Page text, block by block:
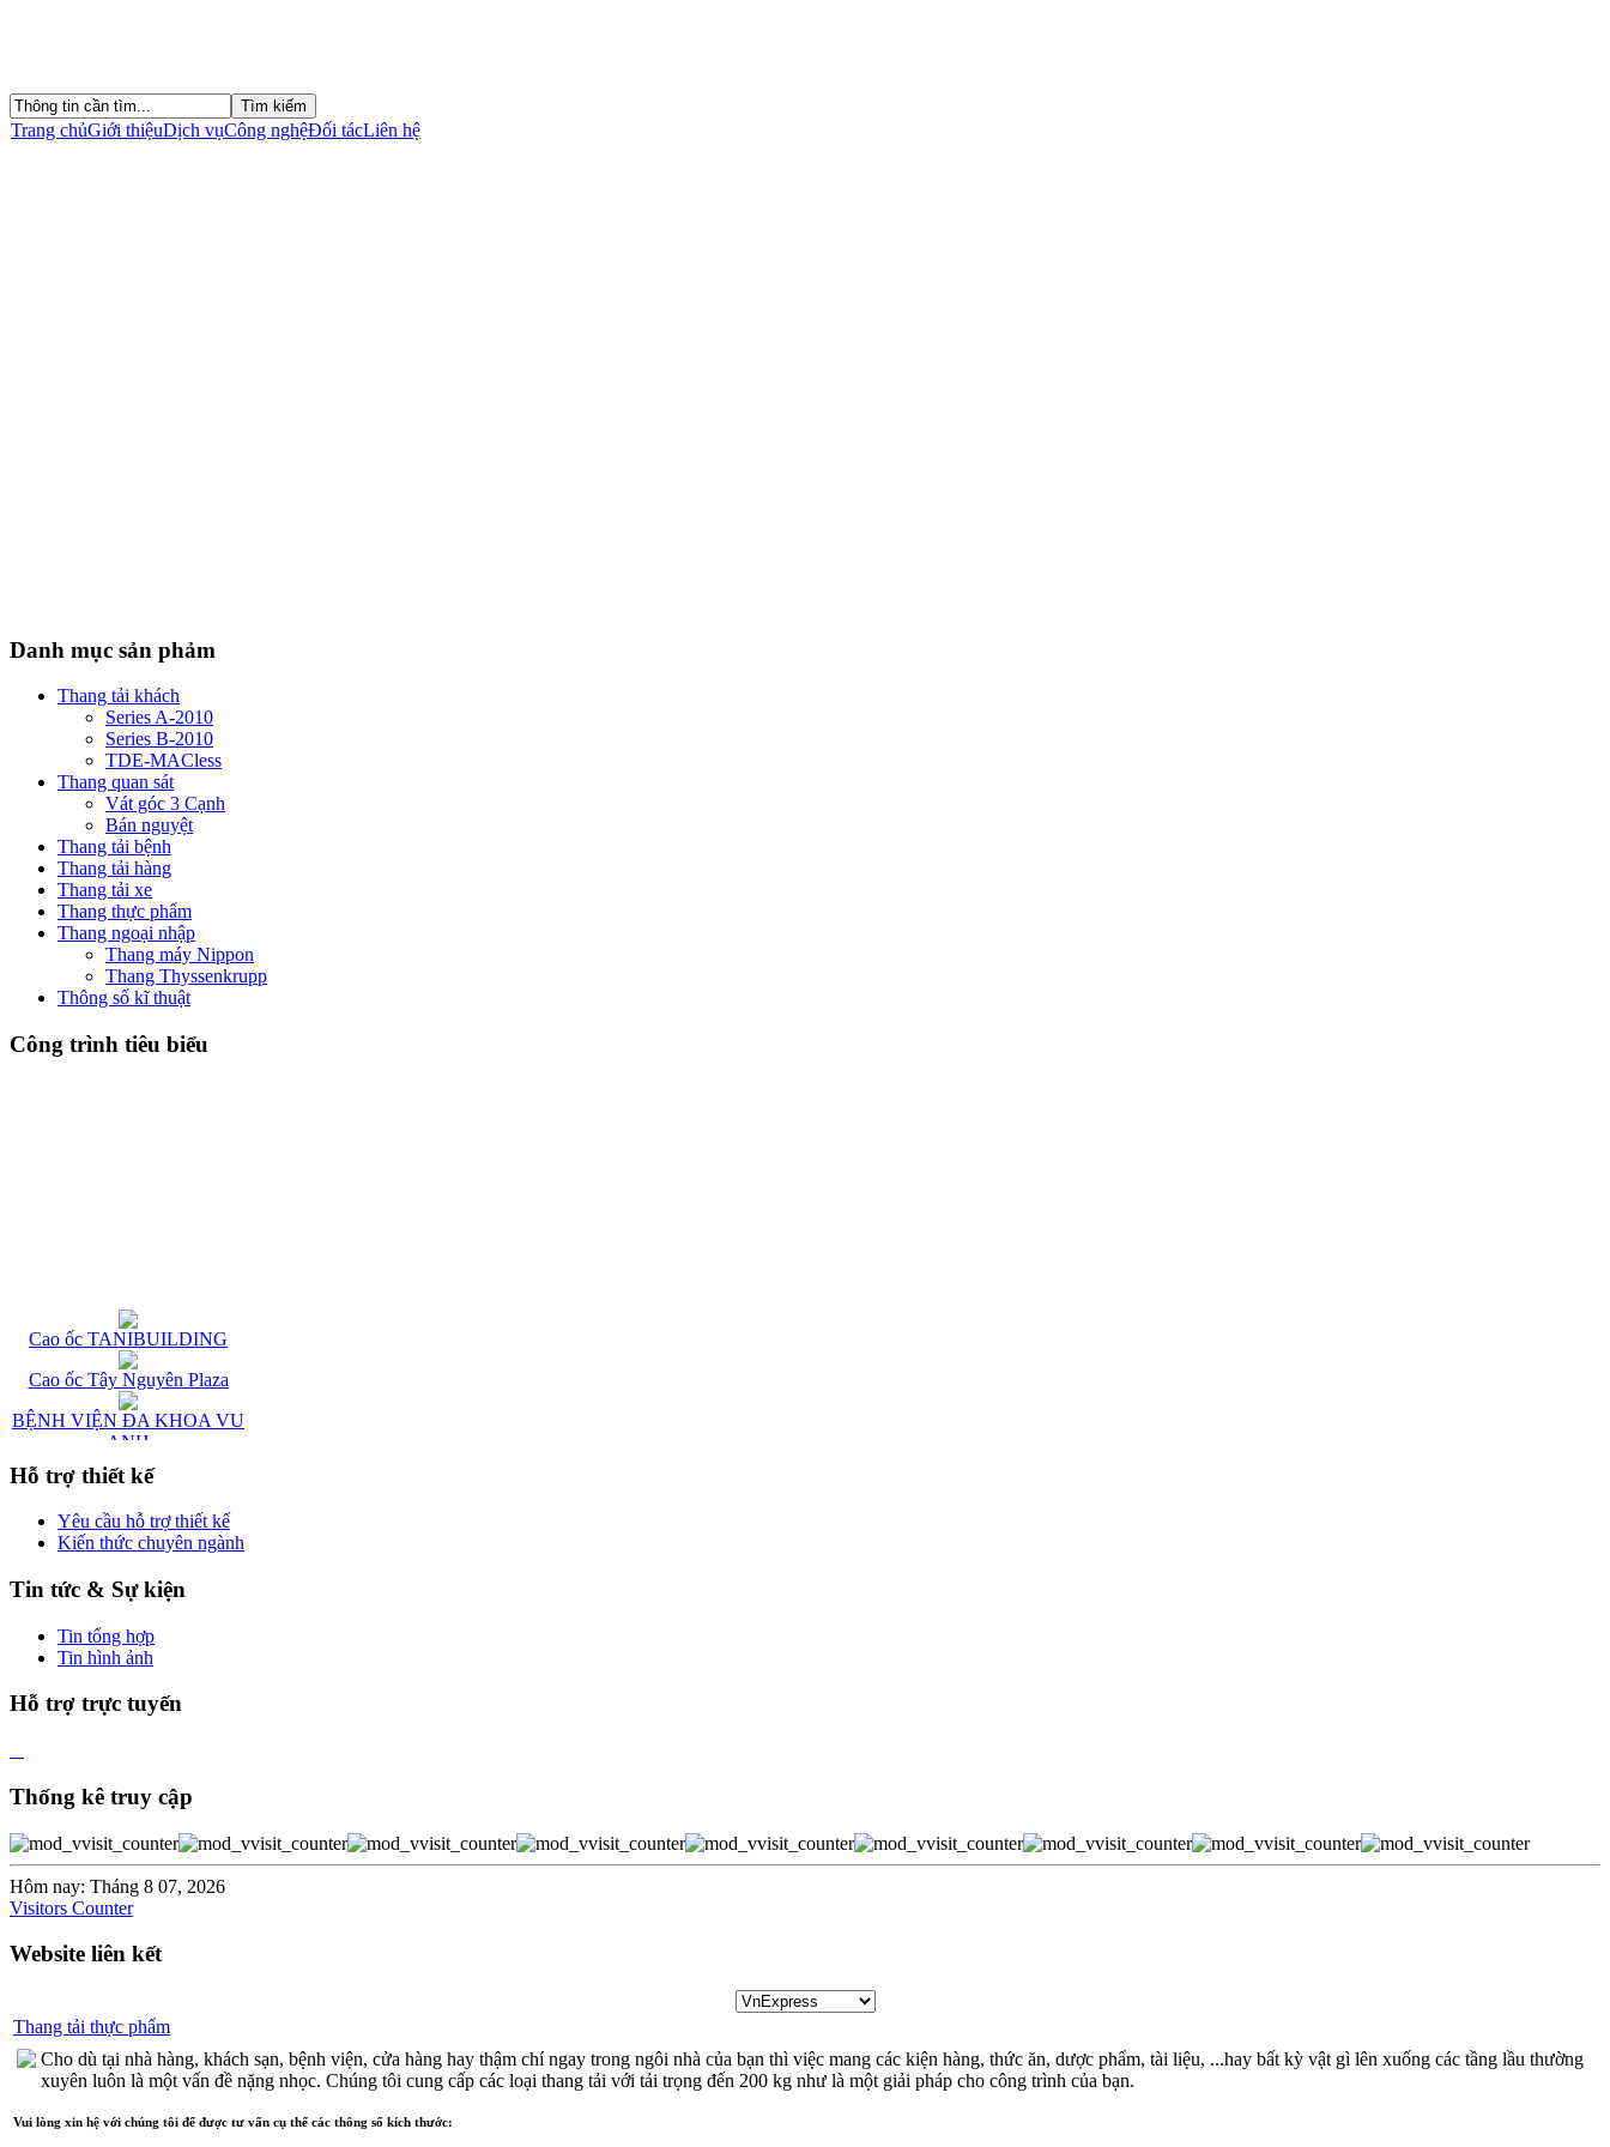
Trang chủGiới thiệuDịch vụCông nghệĐối tácLiên hệ
Danh mục sản phảm
Thang tải khách
Series A-2010
Series B-2010
TDE-MACless
Thang quan sát
Vát góc 3 Cạnh
Bán nguyệt
Thang tải bệnh
Thang tải hàng
Thang tải xe
Thang thực phẩm
Thang ngoại nhập
Thang máy Nippon
Thang Thyssenkrupp
Thông số kĩ thuật
Công trình tiêu biểu
Cao ốc TANIBUILDING
Cao ốc Tây Nguyên Plaza
BỆNH VIỆN ÐA KHOA VU
ANH
CAO ỐC M.STAR
KHÁCH SẠN LAN LAN 2
NGỌC CHÂU Á
ÐÌNH
KHÁCH SẠN GIA HUY
KHÁCH SẠN HOÀNG VI
J20 KDC HIMLAM
KHÁCH SẠN HƯNG
KHÁCH SẠN KIẾN VÀNG
KHÁCH SẠN BIỂN ÐEN
LIÊN
Hỗ trợ thiết kế
Yêu cầu hỗ trợ thiết kế
Kiến thức chuyên ngành
Tin tức & Sự kiện
Tin tổng hợp
Tin hình ảnh
Hỗ trợ trực tuyến
Thống kê truy cập
Hôm nay: Tháng 8 07, 2026
Visitors Counter
Website liên kết
Thang tải thực phẩm
Cho dù tại nhà hàng, khách sạn, bệnh viện, cửa hàng hay thậm chí ngay trong ngôi nhà của bạn thì việc mang các kiện hàng, thức ăn, dược phẩm, tài liệu, ...hay bất kỳ vật gì lên xuống các tầng lầu thường
xuyên luôn là một vấn đề nặng nhọc. Chúng tôi cung cấp các loại thang tải với tải trọng đến 200 kg như là một giải pháp cho công trình của bạn.
Vui lòng xin hệ với chúng tôi để được tư vấn cụ thể các thông số kích thước: